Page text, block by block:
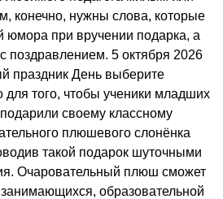
конечно, нужны слова, которые
юмора при вручении подарка, а
поздравлением. 5 октября 2026
праздник День выберите
для того, чтобы ученики младших
своему классному
плюшевого слонёнка
такой подарок шуточными
Очаровательный плюш сможет
образовательной